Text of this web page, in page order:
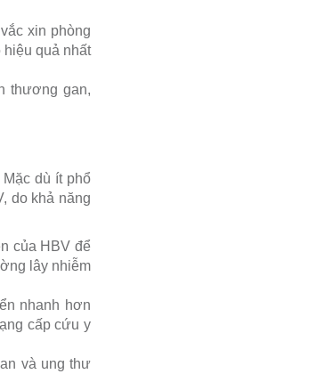
xin phòng
quả nhất
thương gan,
dù ít phổ
do khả năng
của HBV để
lây nhiễm
nhanh hơn
cấp cứu y
và ung thư